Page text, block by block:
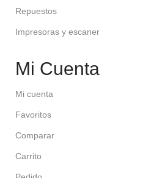
Repuestos
Impresoras y escaner
Mi Cuenta
Mi cuenta
Favoritos
Comparar
Carrito